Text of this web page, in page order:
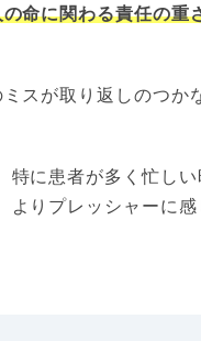
の命に関わる責任の重
スが取り返しのつか
に患者が多く忙し
りプレッシャーに感